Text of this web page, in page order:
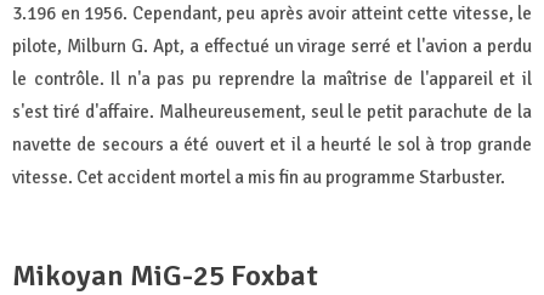
3.196 en 1956. Cependant, peu après avoir atteint cette vitesse, le
pilote, Milburn G. Apt, a effectué un virage serré et l'avion a perdu
le contrôle. Il n'a pas pu reprendre la maîtrise de l'appareil et il
s'est tiré d'affaire. Malheureusement, seul le petit parachute de la
navette de secours a été ouvert et il a heurté le sol à trop grande
vitesse. Cet accident mortel a mis fin au programme Starbuster.
Mikoyan MiG-25 Foxbat